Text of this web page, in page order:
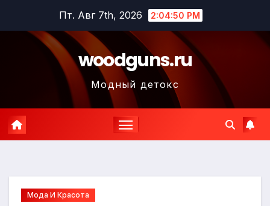
содержимому
Пт. Авг 7th, 2026 2:04:52 PM
woodguns.ru
Модный детокс
Мода И Красота